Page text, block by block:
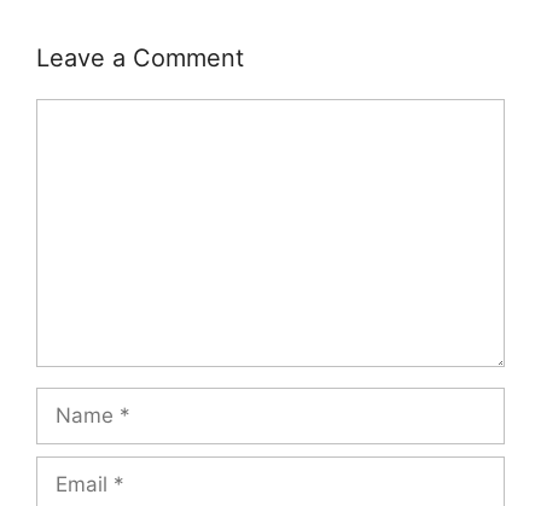
Leave a Comment
Name
Email